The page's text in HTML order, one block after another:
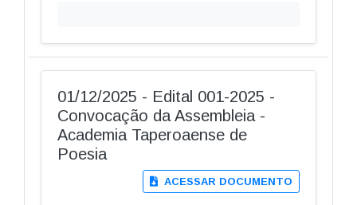
01/12/2025 - Edital 001-2025 -
Convocação da Assembleia -
Academia Taperoaense de
Poesia
ACESSAR DOCUMENTO